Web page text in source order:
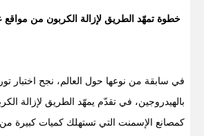
خطوة تمهّد الطريق لإزالة الكربون من
بالهيدروجين، في تقدّم يمهّد الطريق لإزالة
كمصانع الإسمنت التي تستهلك كميات كبيرة